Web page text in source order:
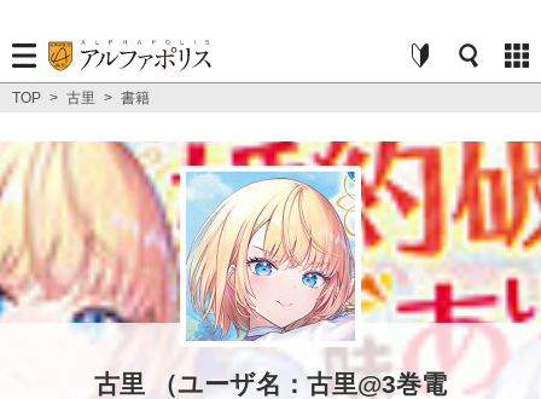
TOP > 古里 > 書籍
古里 （ユーザ名：古里@3巻電